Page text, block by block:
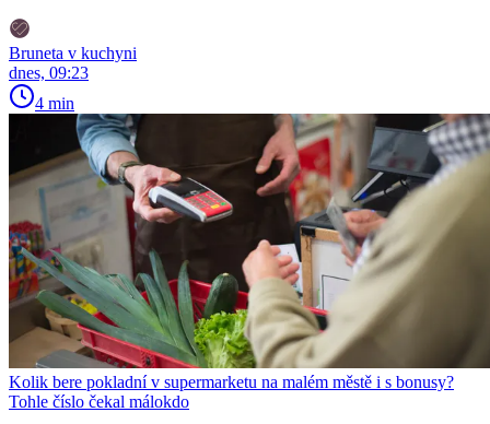
Bruneta v kuchyni
dnes, 09:23
4 min
Kolik bere pokladní v supermarketu na malém městě i s bonusy?
Tohle číslo čekal málokdo